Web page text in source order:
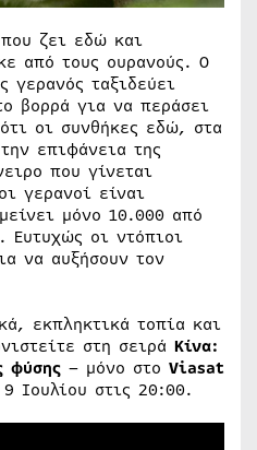
ζει εδώ και
από τους ουρανούς. Ο
γερανός ταξιδεύει
βορρά για να περάσει
οι συνθήκες εδώ, στα
επιφάνεια της
που γίνεται
γερανοί είναι
μόνο 10.000 από
Ευτυχώς οι ντόπιοι
να αυξήσουν τον
εκπληκτικά τοπία και
στη σειρά Κίνα:
φύσης – μόνο στο Viasat
Ιουλίου στις 20:00.